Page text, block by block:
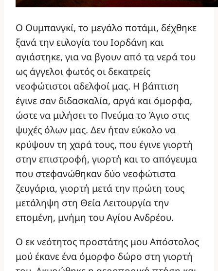
Ο Ουμπανγκί, το μεγάλο ποτάμι, δέχθηκε
ξανά την ευλογία του Ιορδάνη και
αγιάστηκε, για να βγουν από τα νερά του
ως άγγελοι φωτός οι δεκατρείς
νεοφώτιστοι αδελφοί μας. Η βάπτιση
έγινε σαν διδασκαλία, αργά και όμορφα,
ώστε να μιλήσει το Πνεύμα το Άγιο στις
ψυχές όλων μας. Δεν ήταν εύκολο να
κρύψουν τη χαρά τους, που έγινε γιορτή
στην επιστροφή, γιορτή και το απόγευμα
που στεφανώθηκαν δύο νεοφώτιστα
ζευγάρια, γιορτή μετά την πρώτη τους
μετάληψη στη Θεία Λειτουργία την
επομένη, μνήμη του Αγίου Ανδρέου.
Ο εκ νεότητος προστάτης μου Απόστολος
μού έκανε ένα όμορφο δώρο στη γιορτή